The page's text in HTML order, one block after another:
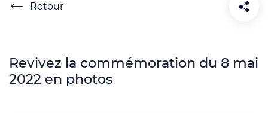
Accueil
Revivez la commémoration du 8 mai
2022 en photos